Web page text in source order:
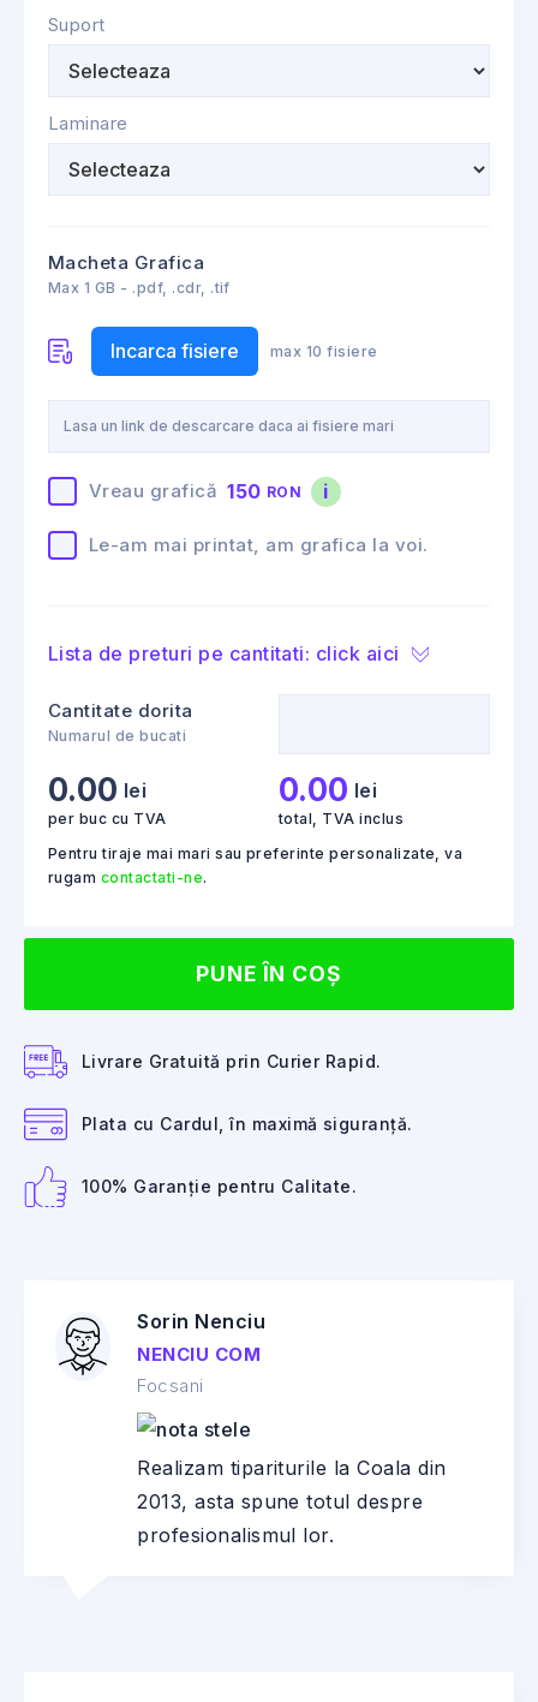
Suport
Laminare
Macheta Grafica
Max 1 GB - .pdf, .cdr, .tif
Incarca fisiere max 10 fisiere
Vreau grafică 150 RON i
Le-am mai printat, am grafica la voi.
Lista de preturi pe cantitati: click aici
Cantitate dorita
Numarul de bucati
0.00 lei
per buc cu TVA
0.00 lei
total, TVA inclus
Pentru tiraje mai mari sau preferinte personalizate, va
rugam contactati-ne.
PUNE ÎN COȘ
Livrare Gratuită prin Curier Rapid.
Plata cu Cardul, în maximă siguranță.
100% Garanție pentru Calitate.
Sorin Nenciu
NENCIU COM
Focsani
Realizam tipariturile la Coala din
2013, asta spune totul despre
profesionalismul lor.